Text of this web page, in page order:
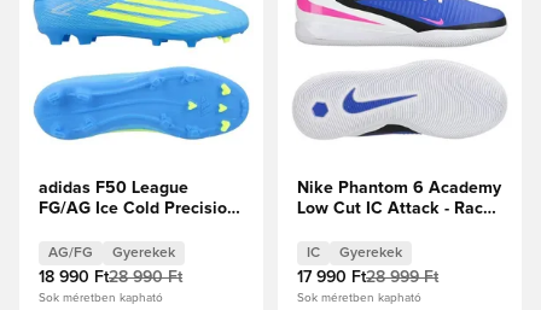
adidas F50 League
FG/AG Ice Cold Precision
Blue/Napsárga/Világos
szolgálati akva Gyerek
AG/FG Gyerekek
18 990 Ft28 990 Ft
Sok méretben kapható
Nike Phantom 6 Academy
Low Cut IC Attack - Racer
Gyerek
IC Gyerekek
17 990 Ft28 999 Ft
Sok méretben kapható